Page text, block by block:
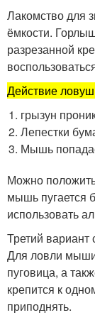
Лакомство для
ёмкости.
разрезанной
Действие
грызун
Лепестки
Мышь
Можно
мышь пугается
использовать
Третий вариант
Для ловли мыши
пуговица, а
крепится к
приподнять.